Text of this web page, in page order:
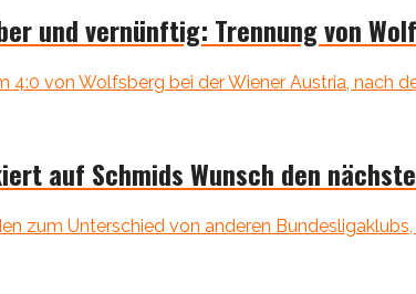
und vernünftig: Trennung von
4:0 von Wolfsberg bei der Wiener Austria, nach
auf Schmids Wunsch den
zum Unterschied von anderen